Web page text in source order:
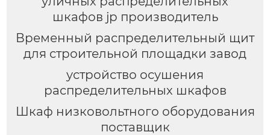
шкафов jp производитель
Временный распределительный щит
для строительной площадки завод
устройство осушения
распределительных шкафов
Шкаф низковольтного оборудования
поставщик